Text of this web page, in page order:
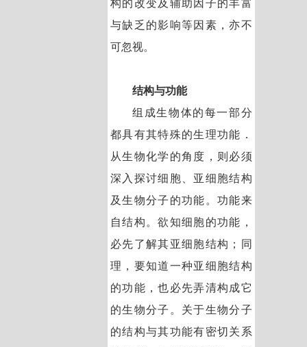
构的改变及辅助因子的丰富
与缺乏的影响等因素，亦不
可忽视。
结构与功能
组成生物体的每一部分
都具有其特殊的生理功能．
从生物化学的角度，则必须
深入探讨细胞、亚细胞结构
及生物分子的功能。功能来
自结构。欲知细胞的功能，
必先了解其亚细胞结构；同
理，要知道一种亚细胞结构
的功能，也必先弄清构成它
的生物分子。关于生物分子
的结构与其功能有密切关系